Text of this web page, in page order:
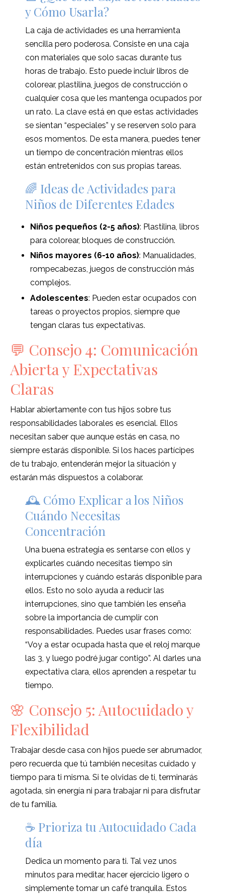
y Cómo Usarla?
La caja de actividades es una herramienta
sencilla pero poderosa. Consiste en una caja
con materiales que solo sacas durante tus
horas de trabajo. Esto puede incluir libros de
colorear, plastilina, juegos de construcción o
cualquier cosa que les mantenga ocupados por
un rato. La clave está en que estas actividades
se sientan “especiales” y se reserven solo para
esos momentos. De esta manera, puedes tener
un tiempo de concentración mientras ellos
están entretenidos con sus propias tareas.
🌈 Ideas de Actividades para
Niños de Diferentes Edades
Niños pequeños (2-5 años): Plastilina, libros
para colorear, bloques de construcción.
Niños mayores (6-10 años): Manualidades,
rompecabezas, juegos de construcción más
complejos.
Adolescentes: Pueden estar ocupados con
tareas o proyectos propios, siempre que
tengan claras tus expectativas.
💬 Consejo 4: Comunicación
Abierta y Expectativas
Claras
Hablar abiertamente con tus hijos sobre tus
responsabilidades laborales es esencial. Ellos
necesitan saber que aunque estás en casa, no
siempre estarás disponible. Si los haces partícipes
de tu trabajo, entenderán mejor la situación y
estarán más dispuestos a colaborar.
🕰️ Cómo Explicar a los Niños
Cuándo Necesitas
Concentración
Una buena estrategia es sentarse con ellos y
explicarles cuándo necesitas tiempo sin
interrupciones y cuándo estarás disponible para
ellos. Esto no solo ayuda a reducir las
interrupciones, sino que también les enseña
sobre la importancia de cumplir con
responsabilidades. Puedes usar frases como:
“Voy a estar ocupada hasta que el reloj marque
las 3, y luego podré jugar contigo”. Al darles una
expectativa clara, ellos aprenden a respetar tu
tiempo.
🌸 Consejo 5: Autocuidado y
Flexibilidad
Trabajar desde casa con hijos puede ser abrumador,
pero recuerda que tú también necesitas cuidado y
tiempo para ti misma. Si te olvidas de ti, terminarás
agotada, sin energía ni para trabajar ni para disfrutar
de tu familia.
☕ Prioriza tu Autocuidado Cada
día
Dedica un momento para ti. Tal vez unos
minutos para meditar, hacer ejercicio ligero o
simplemente tomar un café tranquila. Estos